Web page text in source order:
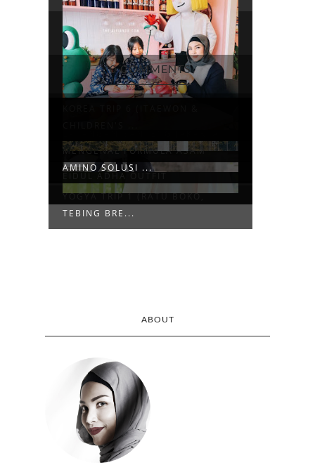
YOGYA TRIP 1 (RATU BOKO,
TEBING BRE...
EIDUL ADHA OUTFIT
MENGENAL FORMULA ASAM
AMINO SOLUSI ...
0 COMMENTS
ABOUT